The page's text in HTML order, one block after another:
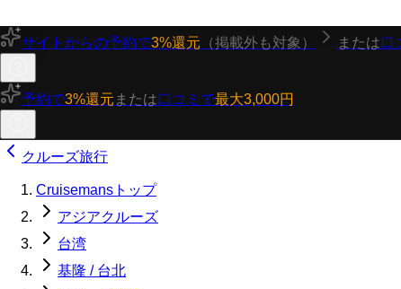
サイトからの予約で3%還元 （掲載外も対象） または口
予約で3%還元 または口コミで最大3,000円
クルーズ旅行
Cruisemansトップ
アジアクルーズ
台湾
基隆 / 台北